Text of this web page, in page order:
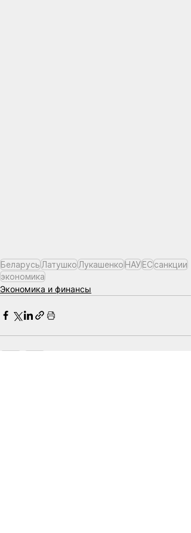
БеларусьЛатушкоЛукашенкоНАУЕСсанкции
экономика
Экономика и финансы